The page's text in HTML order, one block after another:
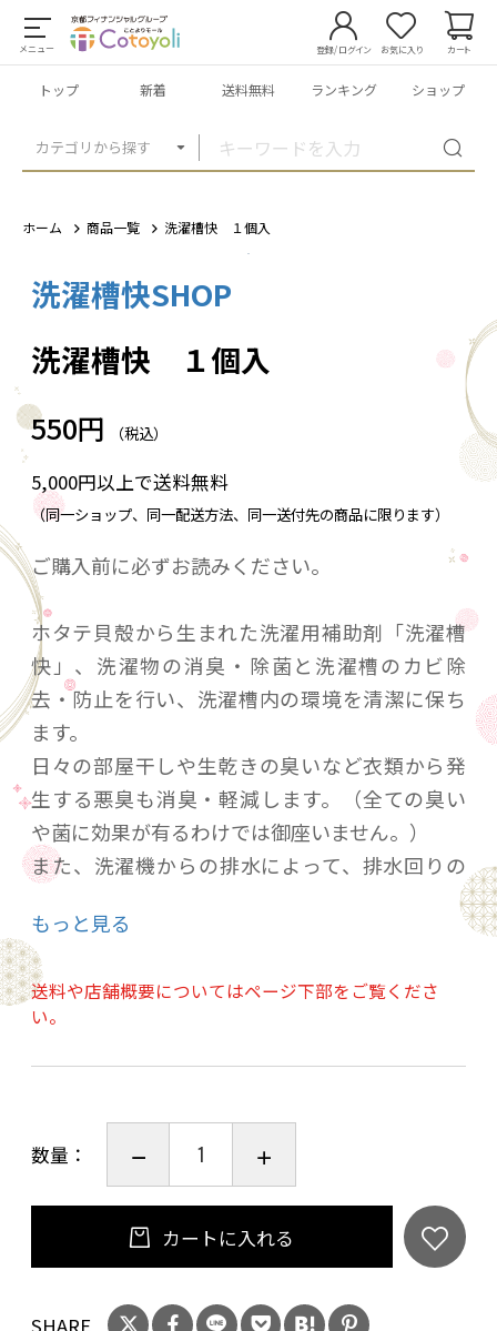
メニュー
カテゴリから探す
登録/ログイン お気に入り カート
トップ 新着 送料無料 ランキング ショップ
ホーム 商品一覧 洗濯槽快 １個入
洗濯槽快SHOP
洗濯槽快 １個入
550円 （税込）
5,000円以上で送料無料
（同一ショップ、同一配送方法、同一送付先の商品に限ります）
ご購入前に必ずお読みください。
ホタテ貝殻から生まれた洗濯用補助剤「洗濯槽
快」、洗濯物の消臭・除菌と洗濯槽のカビ除
去・防止を行い、洗濯槽内の環境を清潔に保ち
ます。
日々の部屋干しや生乾きの臭いなど衣類から発
生する悪臭も消臭・軽減します。（全ての臭い
や菌に効果が有るわけでは御座いません。）
また、洗濯機からの排水によって、排水回りの
全自動式・二槽式の洗濯機に御使用出来ます。
使用方法は簡単で、洗濯物と洗濯洗剤・柔軟剤
と一緒に洗濯するだけ！洗濯終了後も洗濯槽の
中に入れたままでＯＫです。
一緒に投入してください。
※本品には専用ネットは付属しておりませんの
本品１袋で、約３０回使用出来ます。（洗濯機
の種類や洗濯コースなどの環境により、増減す
もっと見る
送料や店舗概要についてはページ下部をご覧くださ
い。
数量：
カートに入れる